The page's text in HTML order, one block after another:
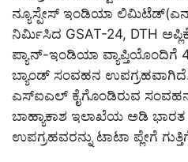
ನ್ಯೂಸ್ಪೇಸ್ ಇಂಡಿಯಾ
ನಿರ್ಮಿಸಿದ GSAT-24, DTH
ಪ್ಯಾನ್-ಇಂಡಿಯಾ ವ್ಯಾಪ್ತಿಯೊಂದಿಗೆ
ಬ್ಯಾಂಡ್ ಸಂವಹನ
ಎಸ್​​​ಐಎಲ್​ ಕೈಗೊಂಡಿರುವ
ಬಾಹ್ಯಾಕಾಶ ಇಲಾಖೆಯ ಅಡಿ ಭಾರತ
ಉಪಗ್ರಹವರನ್ನು ಟಾಟಾ ಪ್ಲೇಗೆ